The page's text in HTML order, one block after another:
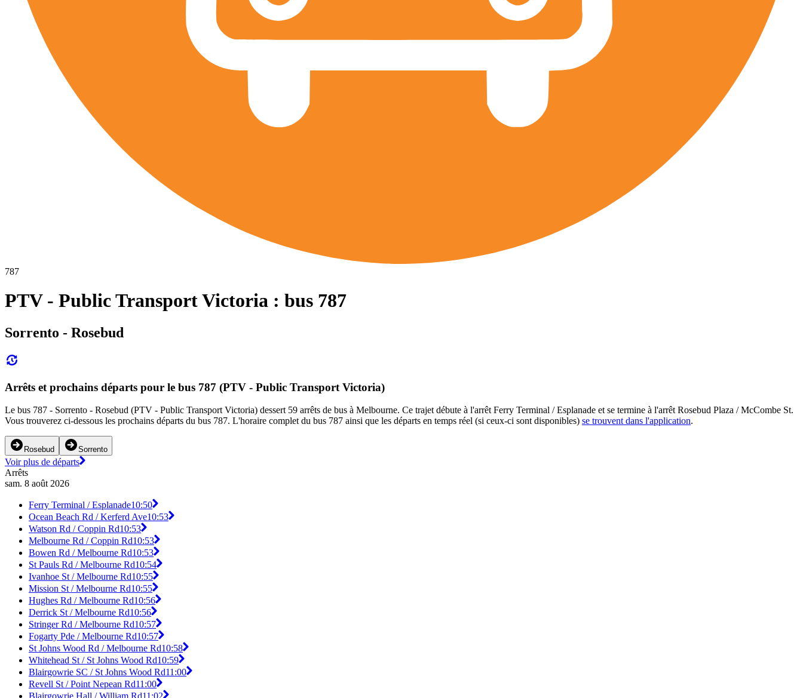
787
PTV - Public Transport Victoria : bus 787
Sorrento - Rosebud
Arrêts et prochains départs pour le bus 787 (PTV - Public Transport Victoria)
Le bus 787 - Sorrento - Rosebud (PTV - Public Transport Victoria) dessert 59 arrêts de bus à Melbourne. Ce trajet débute à l'arrêt Ferry Terminal / Esplanade et se termine à l'arrêt Rosebud Plaza / McCombe St.
Vous trouverez ci-dessous les prochains départs du bus 787. L'horaire complet du bus 787 ainsi que les départs en temps réel (si ceux-ci sont disponibles) se trouvent dans l'application.
Rosebud Sorrento
Voir plus de départs
Arrêts
sam. 8 août 2026
Ferry Terminal / Esplanade10:50
Ocean Beach Rd / Kerferd Ave10:53
Watson Rd / Coppin Rd10:53
Melbourne Rd / Coppin Rd10:53
Bowen Rd / Melbourne Rd10:53
St Pauls Rd / Melbourne Rd10:54
Ivanhoe St / Melbourne Rd10:55
Mission St / Melbourne Rd10:55
Hughes Rd / Melbourne Rd10:56
Derrick St / Melbourne Rd10:56
Stringer Rd / Melbourne Rd10:57
Fogarty Pde / Melbourne Rd10:57
St Johns Wood Rd / Melbourne Rd10:58
Whitehead St / St Johns Wood Rd10:59
Blairgowrie SC / St Johns Wood Rd11:00
Revell St / Point Nepean Rd11:00